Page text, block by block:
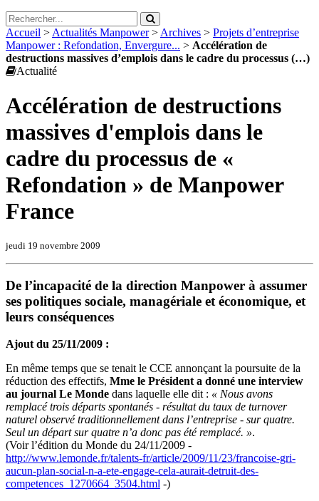
Accueil > Actualités Manpower> Archives > Projets d’entreprise
Manpower : Refondation, Envergure... > Accélération de
destructions massives d’emplois dans le cadre du processus (…)
Actualité
Accélération de destructions
massives d'emplois dans le
cadre du processus de «
Refondation » de Manpower
France
jeudi 19 novembre 2009
De l’incapacité de la direction Manpower à assumer
ses politiques sociale, managériale et économique, et
leurs conséquences
Ajout du 25/11/2009 :
En même temps que se tenait le CCE annonçant la poursuite de la
réduction des effectifs, Mme le Président a donné une interview
au journal Le Monde dans laquelle elle dit : « Nous avons
remplacé trois départs spontanés - résultat du taux de turnover
naturel observé traditionnellement dans l’entreprise - sur quatre.
Seul un départ sur quatre n’a donc pas été remplacé. ».
(Voir l’édition du Monde du 24/11/2009 -
http://www.lemonde.fr/talents-fr/article/2009/11/23/francoise-gri-
aucun-plan-social-n-a-ete-engage-cela-aurait-detruit-des-
competences_1270664_3504.html -)